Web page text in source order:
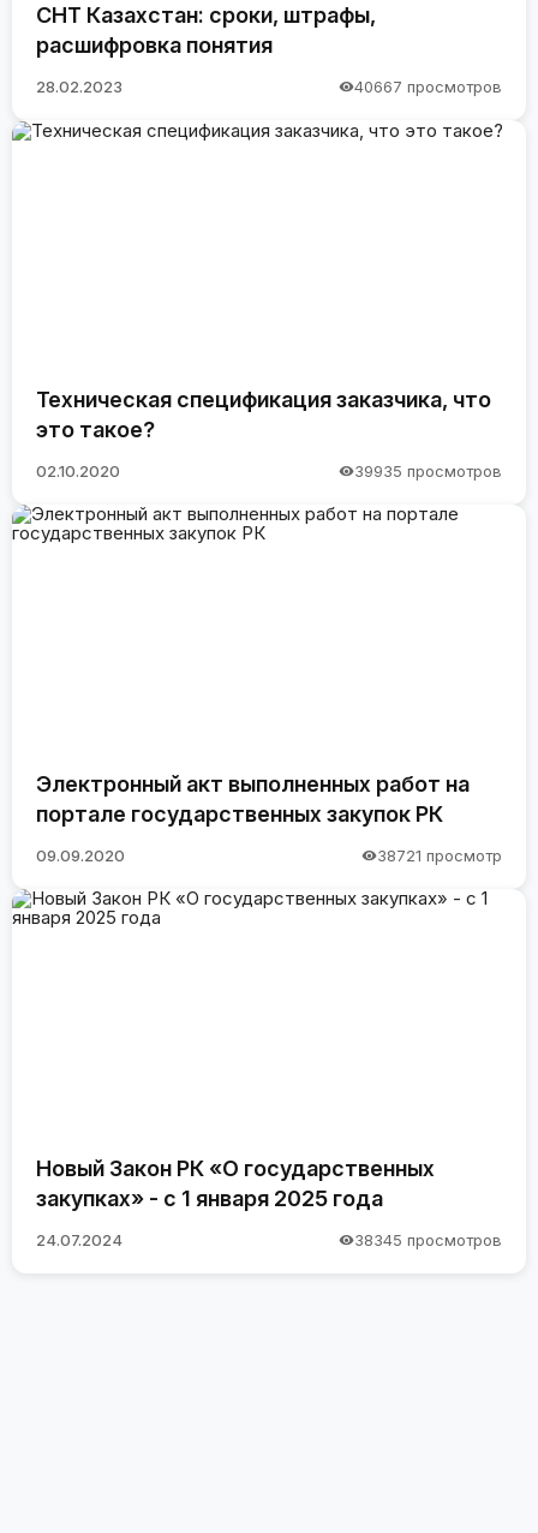
СНТ Казахстан: сроки, штрафы,
расшифровка понятия
28.02.2023 40667 просмотров
Техническая спецификация заказчика, что
это такое?
02.10.2020 39935 просмотров
Электронный акт выполненных работ на
портале государственных закупок РК
09.09.2020 38721 просмотр
Новый Закон РК «О государственных
закупках» - с 1 января 2025 года
24.07.2024 38345 просмотров